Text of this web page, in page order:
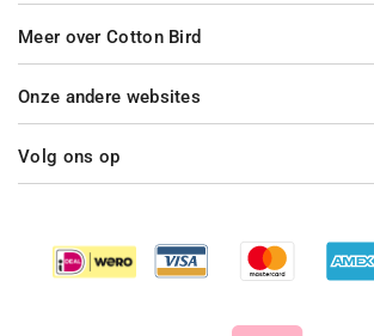
Meer over Cotton Bird
Onze andere websites
Volg ons op